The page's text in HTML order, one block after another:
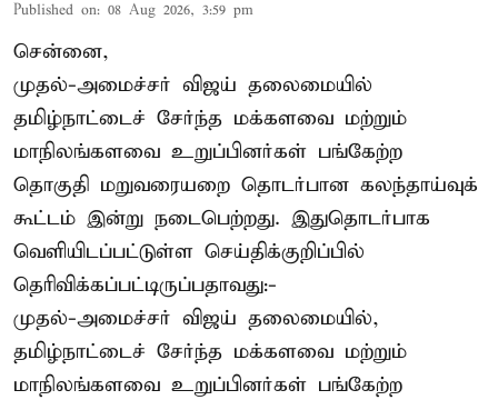
Published on: 08 Aug 2026, 3:59 pm
சென்னை,
முதல்-அமைச்சர் விஜய் தலைமையில்
தமிழ்நாட்டைச் சேர்ந்த மக்களவை மற்றும்
மாநிலங்களவை உறுப்பினர்கள் பங்கேற்ற
தொகுதி மறுவரையறை தொடர்பான கலந்தாய்வுக்
கூட்டம் இன்று நடைபெற்றது. இதுதொடர்பாக
வெளியிடப்பட்டுள்ள செய்திக்குறிப்பில்
தெரிவிக்கப்பட்டிருப்பதாவது:-
முதல்-அமைச்சர் விஜய் தலைமையில்,
தமிழ்நாட்டைச் சேர்ந்த மக்களவை மற்றும்
மாநிலங்களவை உறுப்பினர்கள் பங்கேற்ற